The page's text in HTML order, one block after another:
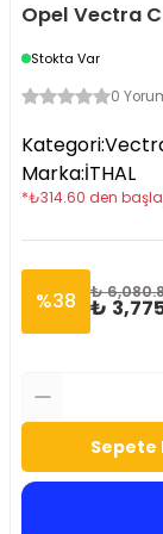
Opel Vectra C
Stokta Var
0
Kategori:
Marka:İTHAL
*₺314.60 den
%38 ₺
₺
Sepete